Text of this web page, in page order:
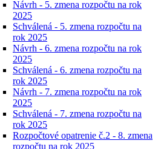
Návrh - 5. zmena rozpočtu na rok
2025
Schválená - 5. zmena rozpočtu na
rok 2025
Návrh - 6. zmena rozpočtu na rok
2025
Schválená - 6. zmena rozpočtu na
rok 2025
Návrh - 7. zmena rozpočtu na rok
2025
Schválená - 7. zmena rozpočtu na
rok 2025
Rozpočtové opatrenie č.2 - 8. zmena
rozpočtu na rok 2025